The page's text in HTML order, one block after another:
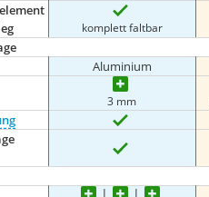
komplett faltbar
Aluminium
3 mm